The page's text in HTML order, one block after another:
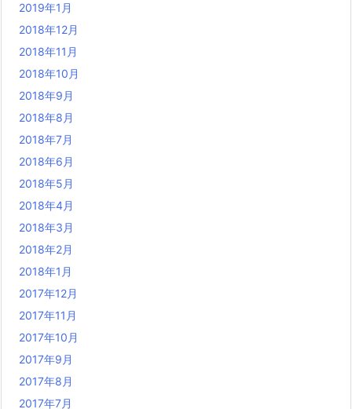
2019年1月
2018年12月
2018年11月
2018年10月
2018年9月
2018年8月
2018年7月
2018年6月
2018年5月
2018年4月
2018年3月
2018年2月
2018年1月
2017年12月
2017年11月
2017年10月
2017年9月
2017年8月
2017年7月